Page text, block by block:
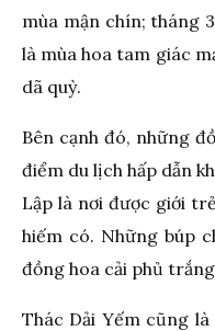
mùa mận chín; tháng
là mùa hoa tam giác
dã quỳ.
Bên cạnh đó, những
điểm du lịch hấp dẫn
Lập là nơi được giới
hiếm có. Những búp
đồng hoa cải phủ
Thác Dải Yếm cũng